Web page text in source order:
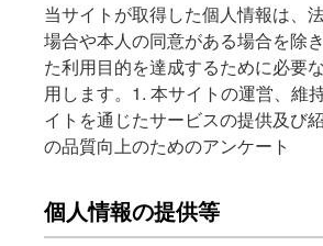
当サイトが取得した個人情報は、
場合や本人の同意がある場合を除
た利用目的を達成するために必要
用します。1. 本サイトの運営、維
イトを通じたサービスの提供及び
の品質向上のためのアンケート
個人情報の提供等